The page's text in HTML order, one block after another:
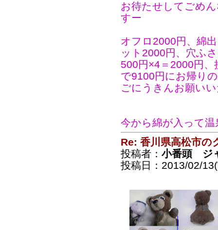
お待たせしてごめ
すー
オフロ2000円、綿
ット2000円、穴ふ
500円×4＝2000円
で9100円にお帰り
ごにうきんお願い
今から綿が入って
Re: 香川県高松市の
投稿者： 小番頭 ジ
投稿日：2013/02/